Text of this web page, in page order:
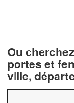
Ou
portes et
ville,